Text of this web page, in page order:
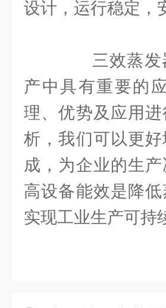
设计，运行稳定，
三效蒸发器
产中具有重要的
理、优势及应用
析，我们可以更
成，为企业的生
高设备能效是降
实现工业生产可持